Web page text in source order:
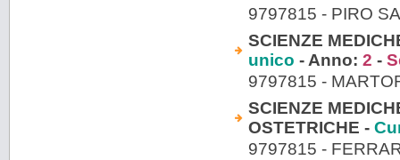
9797815 - PIRO
SCIENZE
unico - Anno: 2 -
9797815 -
SCIENZE
OSTETRICHE -
9797815 -